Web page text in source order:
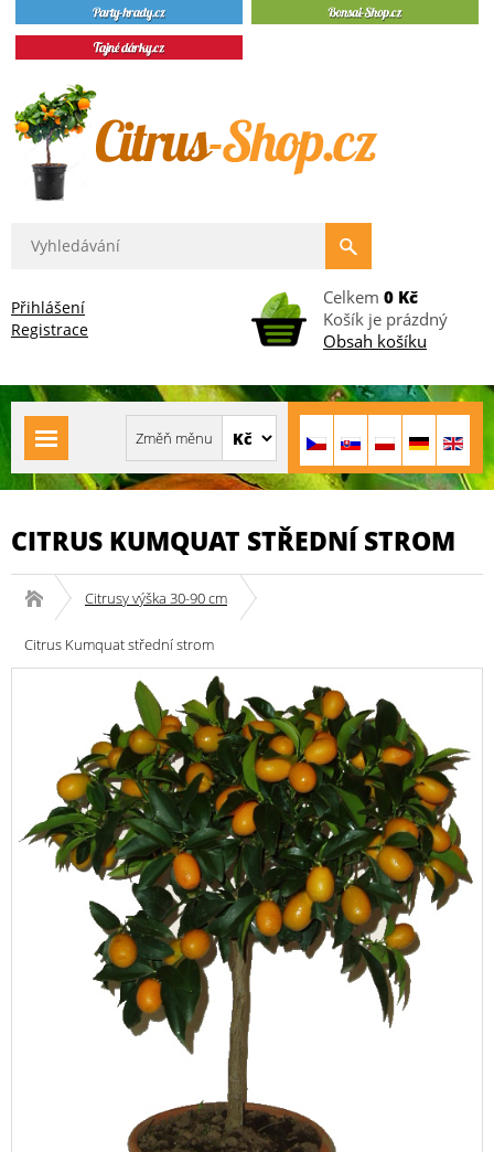
Přihlášení
Registrace
Celkem 0 Kč
Košík je prázdný
Obsah košíku
CITRUS KUMQUAT STŘEDNÍ STROM
Citrusy výška 30-90 cm
Citrus Kumquat střední strom